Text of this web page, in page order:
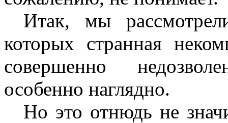
Итак, мы
которых странная
совершенно
особенно наглядно.
Но это отнюдь не